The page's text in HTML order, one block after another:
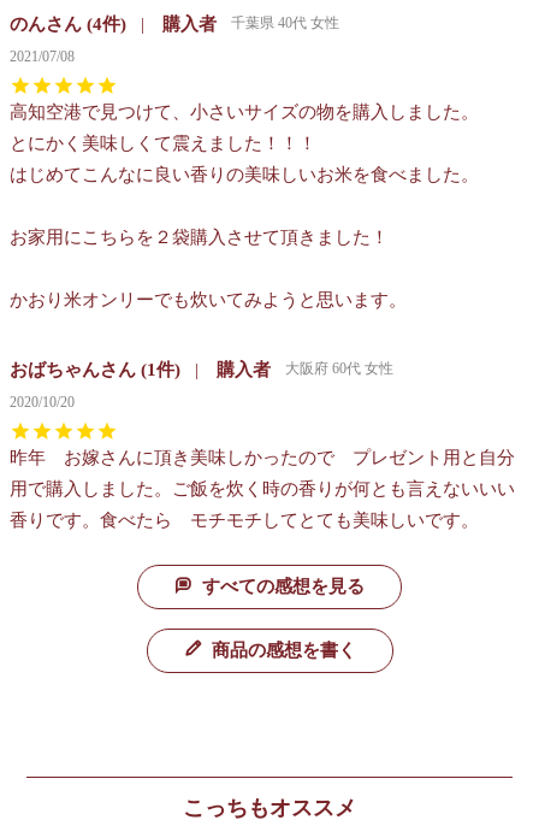
のん 4 購入者 千葉県 40代 女性
2021/07/08
高知空港で見つけて、小さいサイズの物を購入しました。
とにかく美味しくて震えました！！！
はじめてこんなに良い香りの美味しいお米を食べました。
お家用にこちらを２袋購入させて頂きました！
かおり米オンリーでも炊いてみようと思います。
おばちゃん 1 購入者 大阪府 60代 女性
2020/10/20
昨年　お嫁さんに頂き美味しかったので　プレゼント用と自分
用で購入しました。ご飯を炊く時の香りが何とも言えないいい
香りです。食べたら　モチモチしてとても美味しいです。